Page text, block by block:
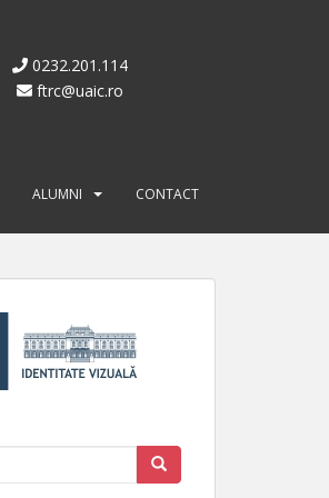
0232.201.114
ftrc@uaic.ro
ALUMNI CONTACT